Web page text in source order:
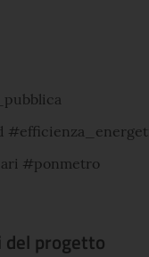
#ponmetro
del progetto